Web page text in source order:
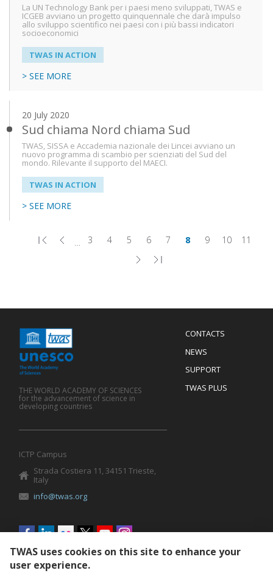
La UN Technology Bank per i paesi meno sviluppati, TWAS e
ICGEB avviano un progetto quinquennale che darà impulso
allo sviluppo scientifico nei paesi con i più bassi indicatori
socioeconomici
TWAS IN ACTION
> SEE MORE
20 July 2020
Sud chiama Nord chiama Sud
TWAS, SISSA e Accademia nazionale dei Lincei avviano un
nuovo programma di scambio per scienziati del Sud del
mondo. Rilevante il supporto del MAECI.
TWAS IN ACTION
> SEE MORE
First PreviousPage
3 Page
4 Page
5 Page
6 Page
7 Page
8 Page
9 Page
10 Page
11
Next Last
Menu
Footer
CONTACTS
NEWS
SUPPORT
TWAS PLUS
THE WORLD ACADEMY OF SCIENCES
for the advancement of science in
developing countries
ICTP Campus
Strada Costiera 11, 34151 Trieste,
Italy
info@twas.org
Social
menu
TWAS uses cookies on this site to enhance your
user experience.